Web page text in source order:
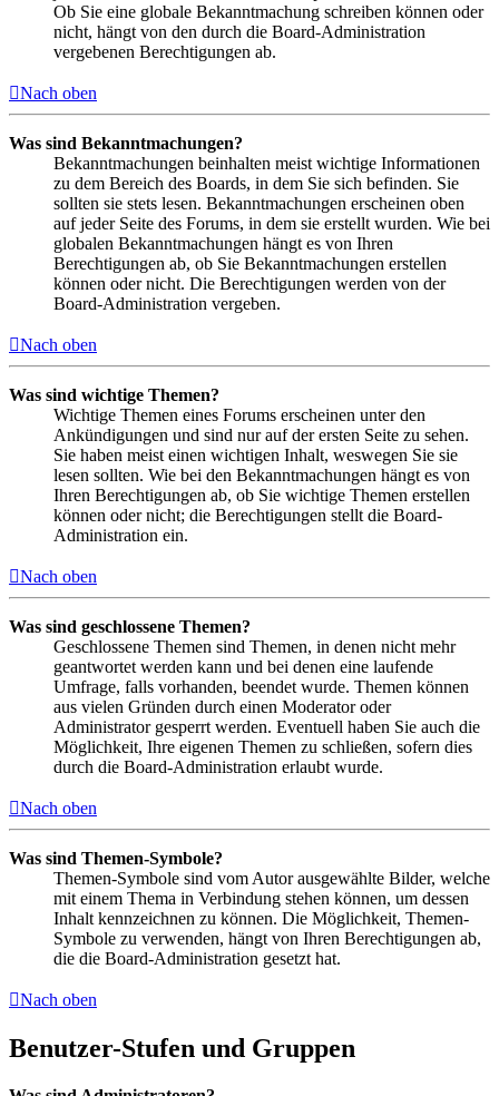
Ob Sie eine globale Bekanntmachung schreiben können oder
nicht, hängt von den durch die Board-Administration
vergebenen Berechtigungen ab.
Nach oben
Was sind Bekanntmachungen?
Bekanntmachungen beinhalten meist wichtige Informationen
zu dem Bereich des Boards, in dem Sie sich befinden. Sie
sollten sie stets lesen. Bekanntmachungen erscheinen oben
auf jeder Seite des Forums, in dem sie erstellt wurden. Wie bei
globalen Bekanntmachungen hängt es von Ihren
Berechtigungen ab, ob Sie Bekanntmachungen erstellen
können oder nicht. Die Berechtigungen werden von der
Board-Administration vergeben.
Nach oben
Was sind wichtige Themen?
Wichtige Themen eines Forums erscheinen unter den
Ankündigungen und sind nur auf der ersten Seite zu sehen.
Sie haben meist einen wichtigen Inhalt, weswegen Sie sie
lesen sollten. Wie bei den Bekanntmachungen hängt es von
Ihren Berechtigungen ab, ob Sie wichtige Themen erstellen
können oder nicht; die Berechtigungen stellt die Board-
Administration ein.
Nach oben
Was sind geschlossene Themen?
Geschlossene Themen sind Themen, in denen nicht mehr
geantwortet werden kann und bei denen eine laufende
Umfrage, falls vorhanden, beendet wurde. Themen können
aus vielen Gründen durch einen Moderator oder
Administrator gesperrt werden. Eventuell haben Sie auch die
Möglichkeit, Ihre eigenen Themen zu schließen, sofern dies
durch die Board-Administration erlaubt wurde.
Nach oben
Was sind Themen-Symbole?
Themen-Symbole sind vom Autor ausgewählte Bilder, welche
mit einem Thema in Verbindung stehen können, um dessen
Inhalt kennzeichnen zu können. Die Möglichkeit, Themen-
Symbole zu verwenden, hängt von Ihren Berechtigungen ab,
die die Board-Administration gesetzt hat.
Nach oben
Benutzer-Stufen und Gruppen